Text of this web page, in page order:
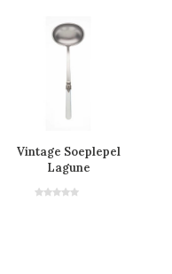
Vintage Soeplepel
Lagune